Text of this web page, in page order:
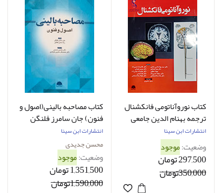
کتاب نوروآناتومی فانکشنال
ترجمه بهنام الدین جامعی
انتشارات ابن سینا
وضعیت:موجود
297,500 تومان
350,000تومان
کتاب مصاحبه بالینی(اصول و
فنون) جان سامرز فلنگن
ترجمه محسن جدیدی
انتشارات ابن سینا
محسن جدیدی
وضعیت:موجود
1,351,500 تومان
1,590,000تومان